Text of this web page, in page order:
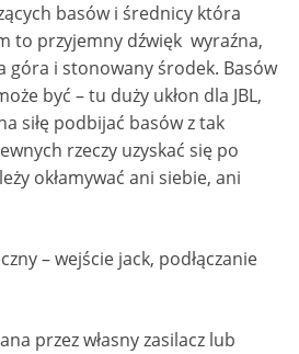
basów i średnicy która
to przyjemny dźwięk wyraźna,
góra i stonowany środek. Basów
być – tu duży ukłon dla JBL,
siłę podbijać basów z tak
rzeczy uzyskać się po
okłamywać ani siebie, ani
– wejście jack, podłączanie
przez własny zasilacz lub